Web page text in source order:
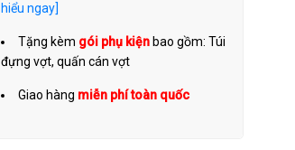
hiểu ngay]
Tặng kèm gói phụ kiện bao gồm: Túi
đựng vợt, quấn cán vợt
Giao hàng miễn phí toàn quốc